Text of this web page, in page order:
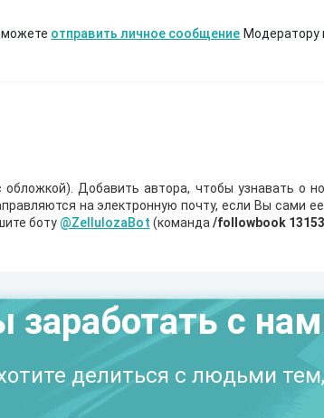
можете отправить личное сообщение Модератору
Добавить автора, чтобы узнавать о
на электронную почту, если Вы сами
боту @ZellulozaBot (команда /followbook 13153
заработать с
делиться с людьми